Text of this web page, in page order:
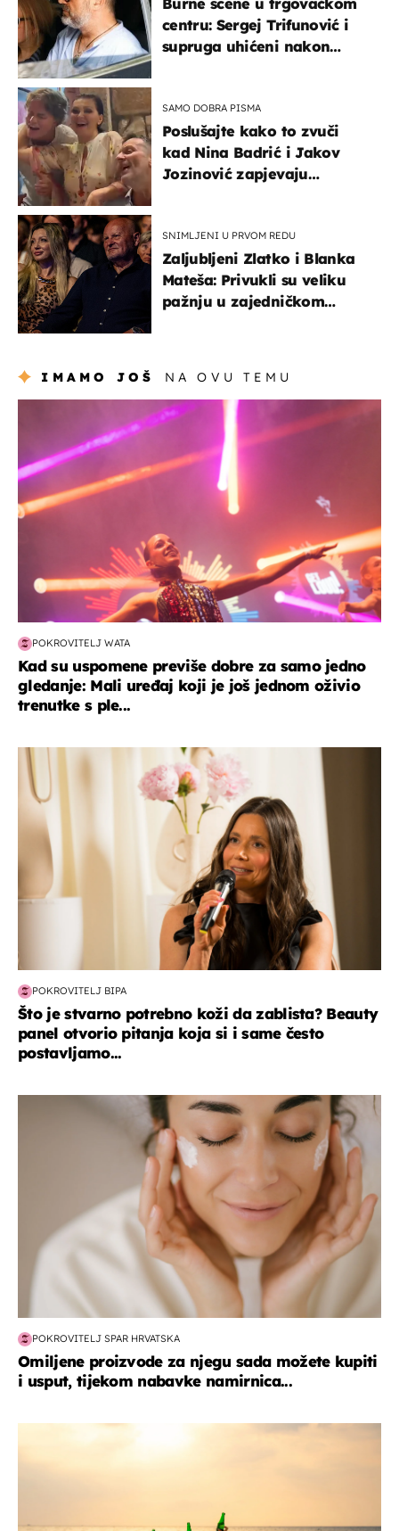
centru: Sergej Trifunović i
supruga uhićeni nakon
SAMO DOBRA PISMA
Poslušajte kako to zvuči
kad Nina Badrić i Jakov
Jozinović zapjevaju
SNIMLJENI U PRVOM REDU
Zaljubljeni Zlatko i Blanka
Mateša: Privukli su veliku
pažnju u zajedničkom
IMAMO JOŠ NA OVU TEMU
POKROVITELJ WATA
Kad su uspomene previše dobre za samo jedno
gledanje: Mali uređaj koji je još jednom oživio
trenutke s ple...
moda & ljepota
POKROVITELJ BIPA
Što je stvarno potrebno koži da zablista? Beauty
panel otvorio pitanja koja si i same često
postavljamo...
moda & ljepota
POKROVITELJ SPAR HRVATSKA
Omiljene proizvode za njegu sada možete kupiti
i usput, tijekom nabavke namirnica...